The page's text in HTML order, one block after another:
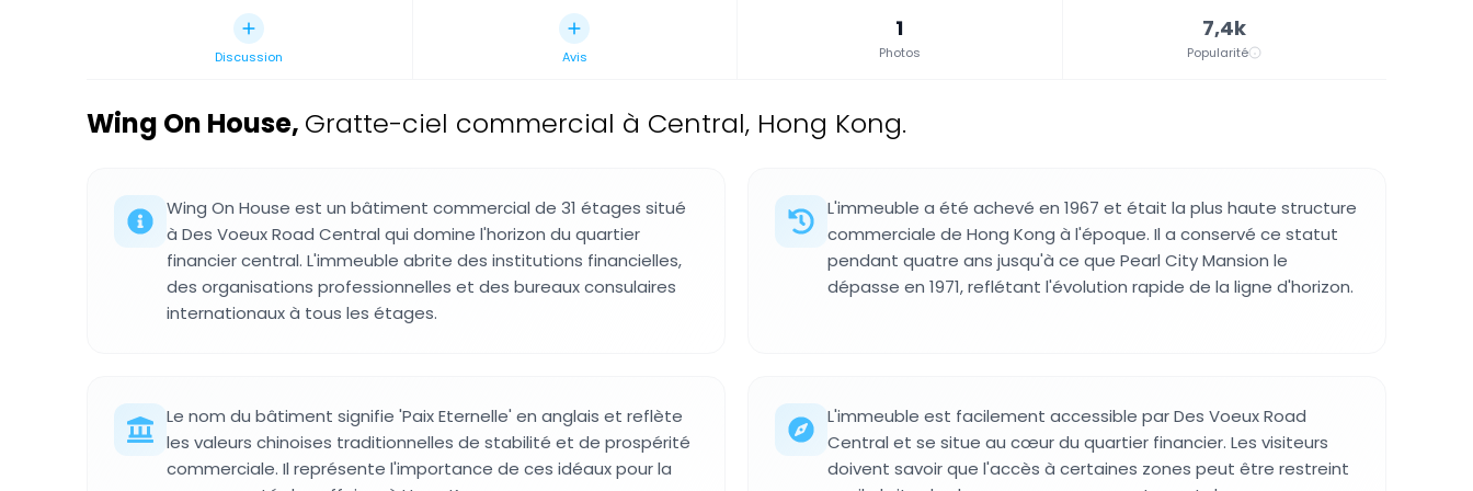
Discussion Avis
1
Photos
7,4k
Popularité
Wing On House, Gratte-ciel commercial à Central, Hong Kong.
Wing On House est un bâtiment commercial de 31 étages situé
à Des Voeux Road Central qui domine l'horizon du quartier
financier central. L'immeuble abrite des institutions financielles,
des organisations professionnelles et des bureaux consulaires
internationaux à tous les étages.
L'immeuble a été achevé en 1967 et était la plus haute structure
commerciale de Hong Kong à l'époque. Il a conservé ce statut
pendant quatre ans jusqu'à ce que Pearl City Mansion le
dépasse en 1971, reflétant l'évolution rapide de la ligne d'horizon.
Le nom du bâtiment signifie 'Paix Eternelle' en anglais et reflète
les valeurs chinoises traditionnelles de stabilité et de prospérité
commerciale. Il représente l'importance de ces idéaux pour la
L'immeuble est facilement accessible par Des Voeux Road
Central et se situe au cœur du quartier financier. Les visiteurs
doivent savoir que l'accès à certaines zones peut être restreint